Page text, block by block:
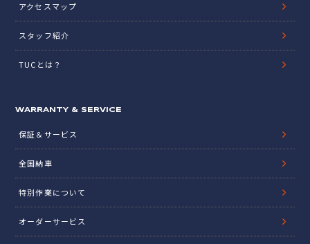
アクセスマップ
スタッフ紹介
TUCとは？
WARRANTY & SERVICE
保証＆サービス
全国納車
特別作業について
オーダーサービス